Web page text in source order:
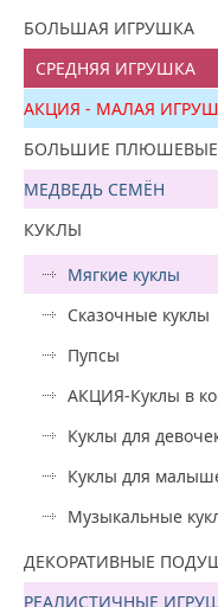
БОЛЬШАЯ ИГРУШКА
СРЕДНЯЯ ИГРУШКА
АКЦИЯ - МАЛАЯ
БОЛЬШИЕ
МЕДВЕДЬ СЕМЁН
КУКЛЫ
Мягкие куклы
Сказочные куклы
Пупсы
АКЦИЯ-Куклы в
Куклы для
Куклы для
Музыкальные
ДЕКОРАТИВНЫЕ
РЕАЛИСТИЧНЫЕ